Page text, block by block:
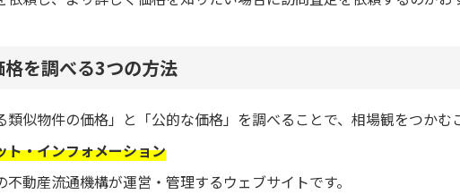
を調べる3つの方法
類似物件の価格」と「公的な価格」を調べることで、相場観をつかむ
ト・インフォメーション
動産流通機構が運営・管理するウェブサイトです。